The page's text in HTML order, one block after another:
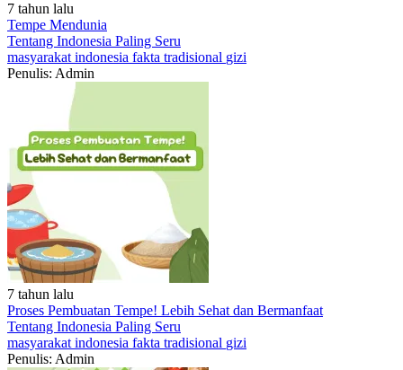
7 tahun lalu
Tempe Mendunia
Tentang Indonesia Paling Seru
masyarakat indonesia fakta tradisional gizi
Penulis: Admin
7 tahun lalu
Proses Pembuatan Tempe! Lebih Sehat dan Bermanfaat
Tentang Indonesia Paling Seru
masyarakat indonesia fakta tradisional gizi
Penulis: Admin